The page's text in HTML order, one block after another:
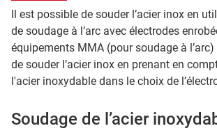
Il est possible de souder l’acier inox en
de soudage à l’arc avec électrodes
équipements MMA (pour soudage à
de souder l’acier inox en prenant en
l'acier inoxydable dans le choix de
Soudage de l’acier